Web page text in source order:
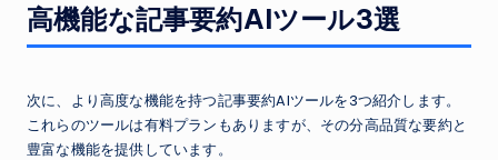
高機能な記事要約AIツール3選
次に、より高度な機能を持つ記事要約AIツールを3つ紹介します。
これらのツールは有料プランもありますが、その分高品質な要約と
豊富な機能を提供しています。